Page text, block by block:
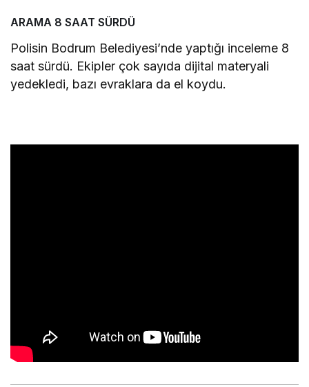
ARAMA 8 SAAT SÜRDÜ
Polisin Bodrum Belediyesi’nde yaptığı inceleme 8
saat sürdü. Ekipler çok sayıda dijital materyali
yedekledi, bazı evraklara da el koydu.